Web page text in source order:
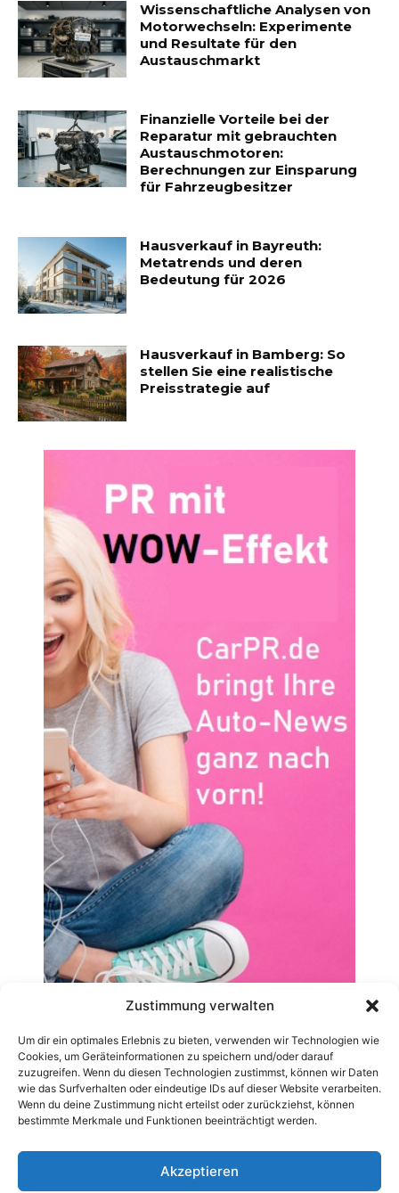
Zustimmung verwalten
Um dir ein optimales Erlebnis zu bieten, verwenden wir Technologien wie
Cookies, um Geräteinformationen zu speichern und/oder darauf
zuzugreifen. Wenn du diesen Technologien zustimmst, können wir Daten
wie das Surfverhalten oder eindeutige IDs auf dieser Website verarbeiten.
Wenn du deine Zustimmung nicht erteilst oder zurückziehst, können
bestimmte Merkmale und Funktionen beeinträchtigt werden.
Akzeptieren
Wissenschaftliche Analysen von
Motorwechseln: Experimente
und Resultate für den
Austauschmarkt
Finanzielle Vorteile bei der
Reparatur mit gebrauchten
Austauschmotoren:
Berechnungen zur Einsparung
für Fahrzeugbesitzer
Hausverkauf in Bayreuth:
Metatrends und deren
Bedeutung für 2026
Hausverkauf in Bamberg: So
stellen Sie eine realistische
Preisstrategie auf